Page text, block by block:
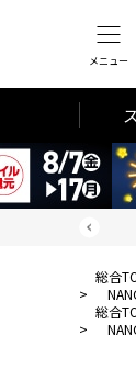
メニュー
総合
>
総合
>